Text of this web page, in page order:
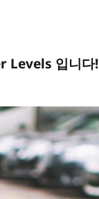
Levels 입니다!